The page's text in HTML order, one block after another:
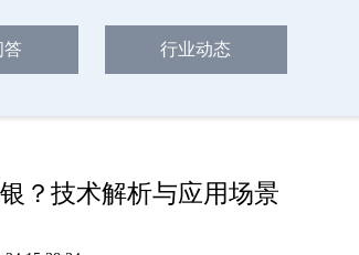
答 行业动态
？技术解析与应用场景